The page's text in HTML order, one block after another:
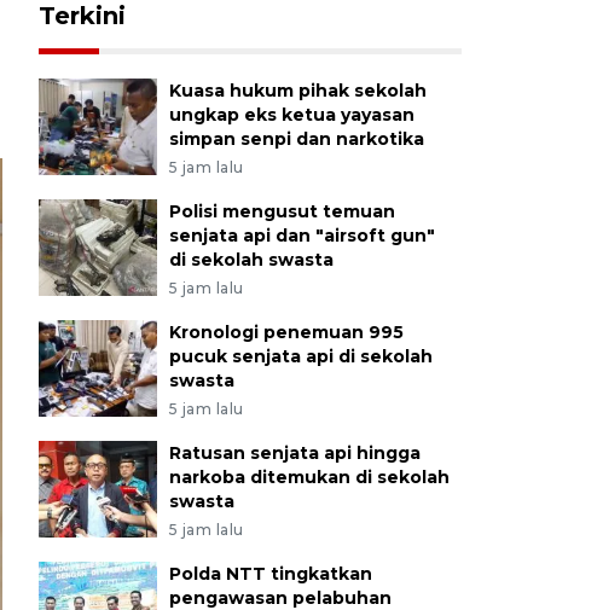
Terkini
Kuasa hukum pihak sekolah
ungkap eks ketua yayasan
simpan senpi dan narkotika
5 jam lalu
Polisi mengusut temuan
senjata api dan "airsoft gun"
di sekolah swasta
5 jam lalu
Kronologi penemuan 995
pucuk senjata api di sekolah
swasta
5 jam lalu
Ratusan senjata api hingga
narkoba ditemukan di sekolah
swasta
5 jam lalu
Polda NTT tingkatkan
pengawasan pelabuhan